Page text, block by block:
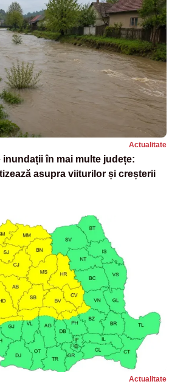
Actualitate
inundații în mai multe județe:
asupra viiturilor și creșterii
Actualitate